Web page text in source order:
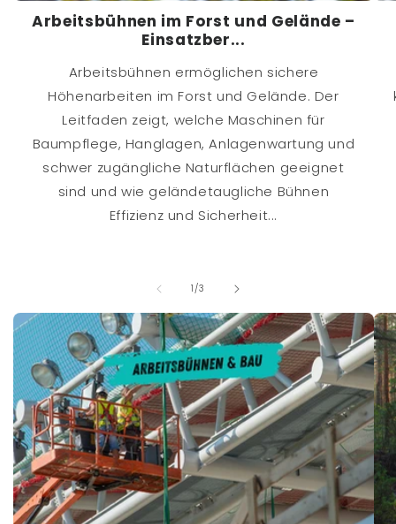
Arbeitsbühnen im Forst und Gelände –
Einsatzber...
Arbeitsbühnen ermöglichen sichere
Höhenarbeiten im Forst und Gelände. Der
Leitfaden zeigt, welche Maschinen für
Baumpflege, Hanglagen, Anlagenwartung und
schwer zugängliche Naturflächen geeignet
sind und wie geländetaugliche Bühnen
Effizienz und Sicherheit...
1/von
3